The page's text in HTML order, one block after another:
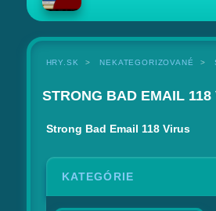
HRY.SK NEKATEGORIZOVANÉ
STRONG BAD EMAIL 118
Strong Bad Email 118 Virus
KATEGÓRIE